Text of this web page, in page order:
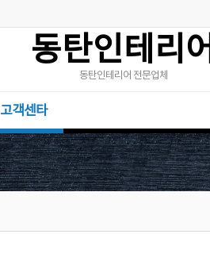
동탄인테리어
동탄인테리어 전문업체
고객센타